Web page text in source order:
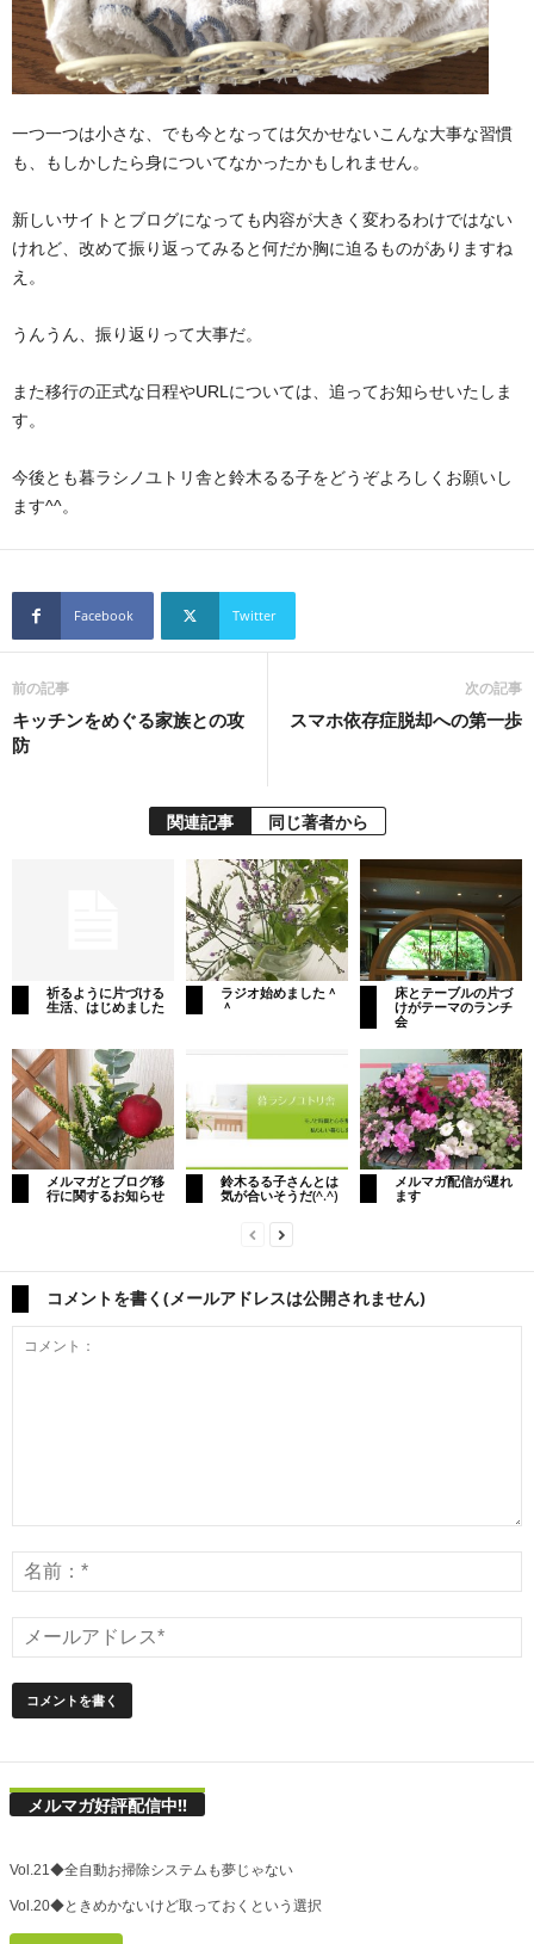
一つ一つは小さな、でも今となっては欠かせないこんな大事な習慣
も、もしかしたら身についてなかったかもしれません。
新しいサイトとブログになっても内容が大きく変わるわけではない
けれど、改めて振り返ってみると何だか胸に迫るものがありますね
え。
うんうん、振り返りって大事だ。
また移行の正式な日程やURLについては、追ってお知らせいたしま
す。
今後とも暮ラシノユトリ舎と鈴木るる子をどうぞよろしくお願いし
ます^^。
Facebook Twitter
前の記事
キッチンをめぐる家族との攻
防
次の記事
スマホ依存症脱却への第一歩
関連記事 同じ著者から
祈るように片づける
生活、はじめました
ラジオ始めました＾
＾
床とテーブルの片づ
けがテーマのランチ
会
メルマガとブログ移
行に関するお知らせ
鈴木るる子さんとは
気が合いそうだ(^.^)
メルマガ配信が遅れ
ます
コメントを書く(メールアドレスは公開されません)
メルマガ好評配信中!!
Vol.21◆全自動お掃除システムも夢じゃない
Vol.20◆ときめかないけど取っておくという選択